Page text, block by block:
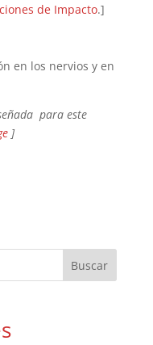
de Impacto.]
en los nervios y en
para este
]